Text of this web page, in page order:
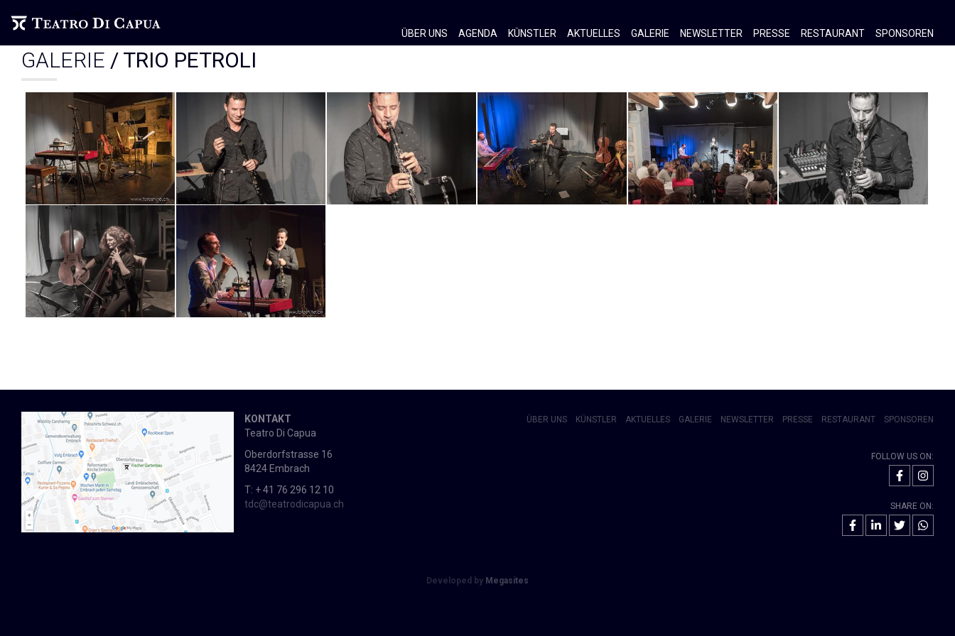
ÜBER UNS AGENDA KÜNSTLER AKTUELLES GALERIE NEWSLETTER PRESSE RESTAURANT SPONSOREN
GALERIE / TRIO PETROLI
KONTAKT
Teatro Di Capua
Oberdorfstrasse 16
8424 Embrach
T: + 41 76 296 12 10
tdc@teatrodicapua.ch
ÜBER UNS KÜNSTLER AKTUELLES GALERIE NEWSLETTER PRESSE RESTAURANT SPONSOREN
FOLLOW US ON:
SHARE ON:
Developed by Megasites